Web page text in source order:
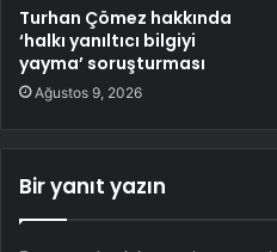
Turhan Çömez hakkında
‘halkı yanıltıcı bilgiyi
yayma’ soruşturması
Ağustos 9, 2026
Bir yanıt yazın